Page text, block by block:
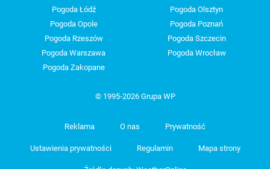
Pogoda Łódź
Pogoda Olsztyn
Pogoda Opole
Pogoda Poznań
Pogoda Rzeszów
Pogoda Szczecin
Pogoda Warszawa
Pogoda Wrocław
Pogoda Zakopane
© 1995-2026 Grupa WP
Reklama O nas Prywatność
Ustawienia prywatności Regulamin Mapa strony